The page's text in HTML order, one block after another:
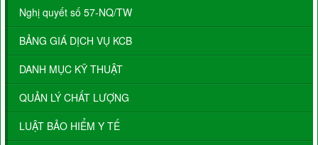
Nghị quyết số 57-NQ/TW
BẢNG GIÁ DỊCH VỤ KCB
DANH MỤC KỸ THUẬT
QUẢN LÝ CHẤT LƯỢNG
LUẬT BẢO HIỂM Y TẾ